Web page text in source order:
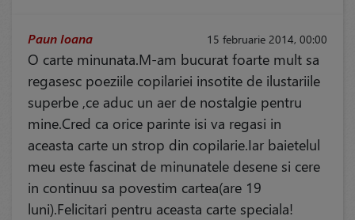
15 februarie 2014, 00:00
Paun Ioana
O carte minunata.M-am bucurat foarte mult sa
regasesc poeziile copilariei insotite de ilustariile
superbe ,ce aduc un aer de nostalgie pentru
mine.Cred ca orice parinte isi va regasi in
aceasta carte un strop din copilarie.Iar baietelul
meu este fascinat de minunatele desene si cere
in continuu sa povestim cartea(are 19
luni).Felicitari pentru aceasta carte speciala!